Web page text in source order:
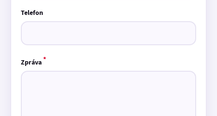
Telefon
Zpráva*